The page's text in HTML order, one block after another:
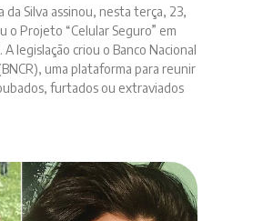
da Silva assinou, nesta terça, 23,
Projeto “Celular Seguro” em
legislação criou o Banco Nacional
uma plataforma para reunir
furtados ou extraviados